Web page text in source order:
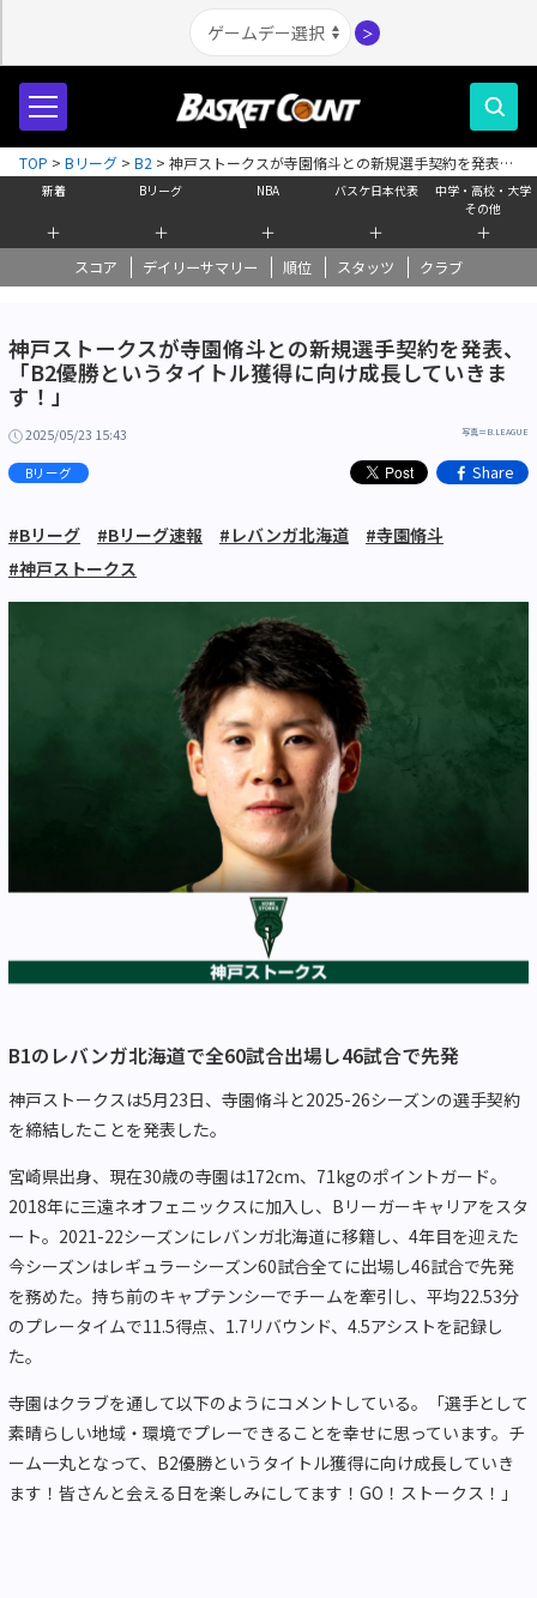
＞
新着
＋
Bリーグ
＋
NBA
＋
バスケ日本代表
＋
中学・高校・大学
その他
＋
スコア デイリーサマリー 順位 スタッツ クラブ
TOP > Bリーグ > B2 > 神戸ストークスが寺園脩斗との新規選手契約を発表、
「B2優勝というタイトル獲得に向け成長していきます！」
神戸ストークスが寺園脩斗との新規選手契約を発表、
「B2優勝というタイトル獲得に向け成長していきま
す！」
2025/05/23 15:43 写真＝B.LEAGUE
Bリーグ Share
#Bリーグ #Bリーグ速報 #レバンガ北海道
#寺園脩斗
#神戸ストークス
B1のレバンガ北海道で全60試合出場し46試合で先発
神戸ストークスは5月23日、寺園脩斗と2025-26シーズンの選手契約
を締結したことを発表した。
宮崎県出身、現在30歳の寺園は172cm、71kgのポイントガード。
2018年に三遠ネオフェニックスに加入し、Bリーガーキャリアをスタ
ート。2021-22シーズンにレバンガ北海道に移籍し、4年目を迎えた
今シーズンはレギュラーシーズン60試合全てに出場し46試合で先発
を務めた。持ち前のキャプテンシーでチームを牽引し、平均22.53分
のプレータイムで11.5得点、1.7リバウンド、4.5アシストを記録し
た。
寺園はクラブを通して以下のようにコメントしている。「選手として
素晴らしい地域・環境でプレーできることを幸せに思っています。チ
ーム一丸となって、B2優勝というタイトル獲得に向け成長していき
ます！皆さんと会える日を楽しみにしてます！GO！ストークス！」